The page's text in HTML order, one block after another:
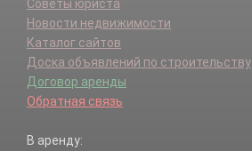
Советы юриста
Новости недвижимости
Каталог сайтов
Доска объявлений по строительству
Договор аренды
Обратная связь
В аренду: